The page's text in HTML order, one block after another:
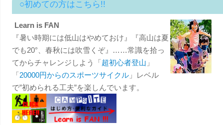
○初めての方はこちら!!
Learn is FAN
『暑い時期には低山はやめておけ』『高山は夏
でも20°、春秋には吹雪くぞ』……常識を拾っ
てからチャレンジしよう「超初心者登山 」
「20000円からのスポーツサイクル」レベル
で”初められる工夫”を楽しんでいます。